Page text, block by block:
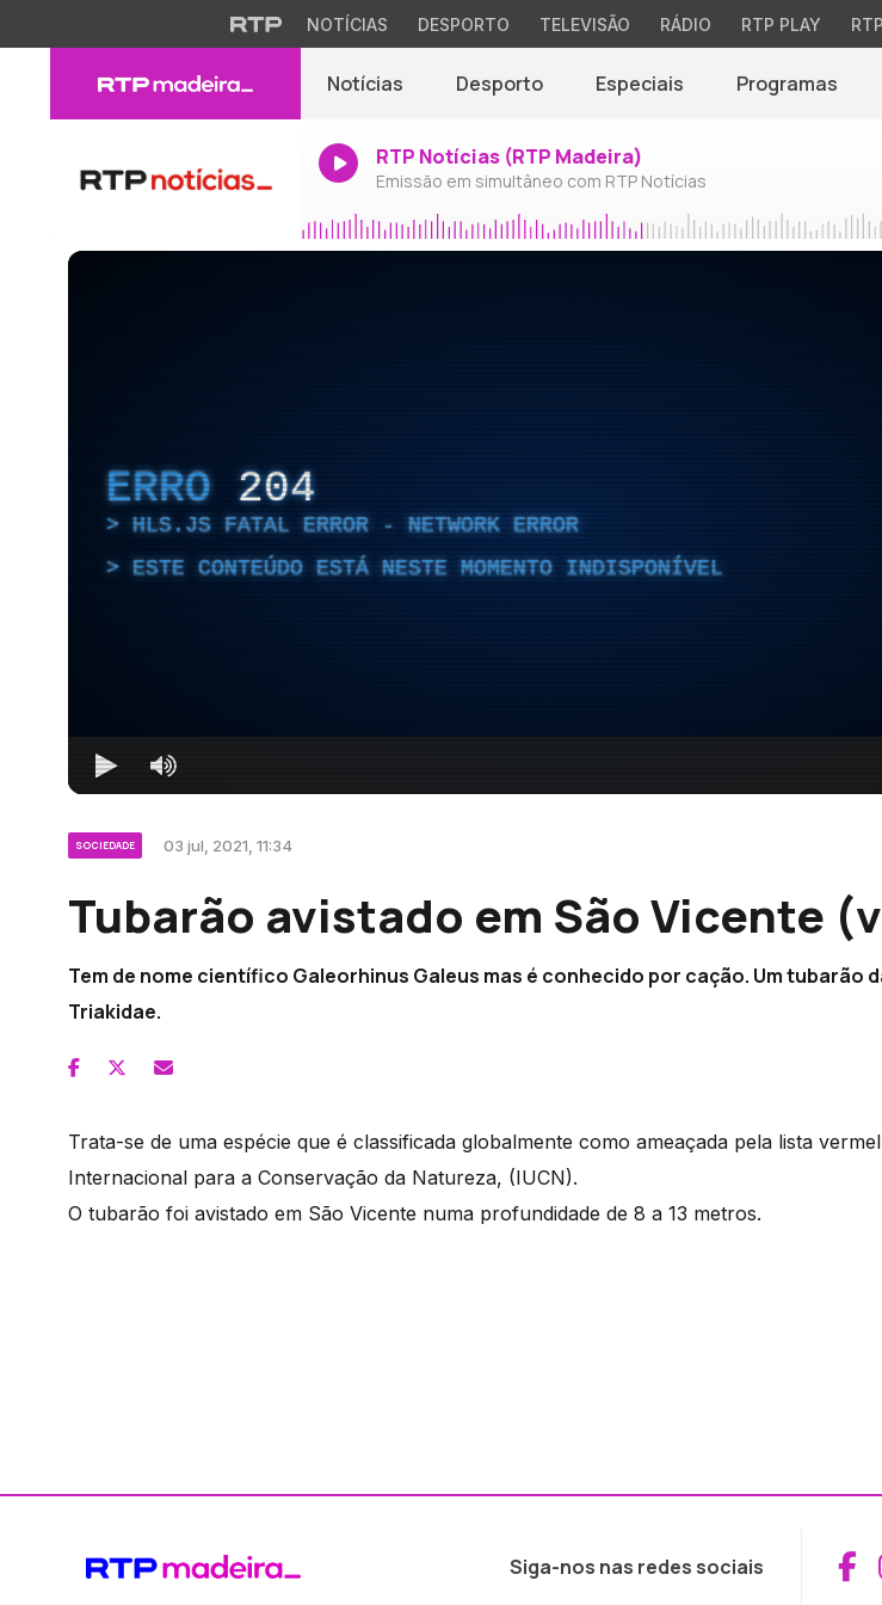
NOTÍCIAS DESPORTO TELEVISÃO RÁDIO RTP PLAY
Notícias Desporto Especiais Programas
RTP Notícias (RTP Madeira)
Emissão em simultâneo com RTP Notícias
ERRO 204
HLS.JS FATAL ERROR - NETWORK ERROR
ESTE CONTEÚDO ESTÁ NESTE MOMENTO INDISPONÍVEL
SOCIEDADE 03 jul, 2021, 11:34
Tubarão avistado em São Vicente
Tem de nome científico Galeorhinus Galeus mas é conhecido por cação. Um tubarão
Triakidae.
Trata-se de uma espécie que é classificada globalmente como ameaçada pela lista
Internacional para a Conservação da Natureza, (IUCN).
O tubarão foi avistado em São Vicente numa profundidade de 8 a 13 metros.
Siga-nos nas redes sociais